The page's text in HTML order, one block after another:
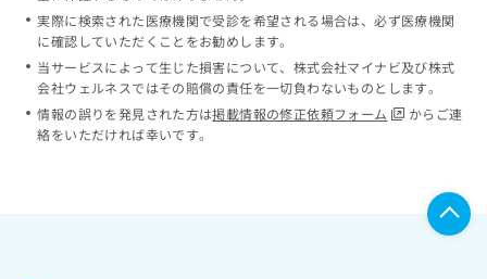
実際に検索された医療機関で受診を希望される場合は、必ず医療機関
に確認していただくことをお勧めします。
当サービスによって生じた損害について、株式会社マイナビ及び株式
会社ウェルネスではその賠償の責任を一切負わないものとします。
情報の誤りを発見された方は掲載情報の修正依頼フォーム
からご連
絡をいただければ幸いです。